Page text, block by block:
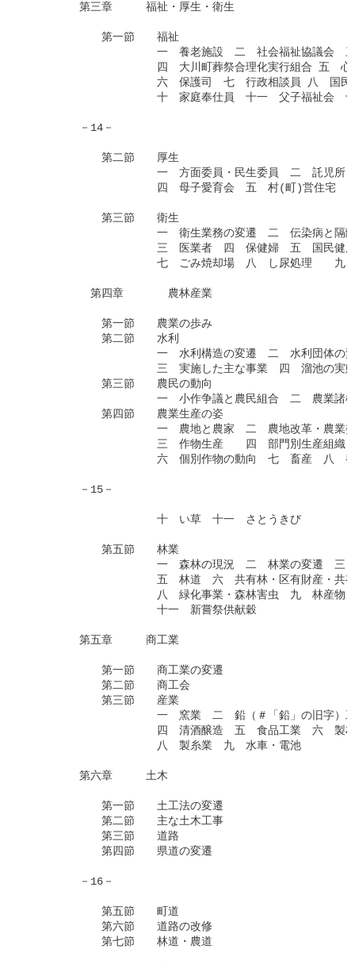
第三章　　　福祉・厚生・衛生
第一節　　福祉
一　養老施設　二　社会福祉協議会　三　白
四　大川町葬祭合理化実行組合 五　心配
六　保護司　七　行政相談員 八　国民年金
十　家庭奉仕員　十一　父子福祉会　十二　
－14－
第二節　　厚生
一　方面委員・民生委員　二　託児所　三
四　母子愛育会　五　村(町)営住宅
第三節　　衛生
一　衛生業務の変遷　二　伝染病と隔離
三　医業者　四　保健婦　五　国民健康保
七　ごみ焼却場　八　し尿処理　　九　埋火
第四章　　　　農林産業
第一節　　農業の歩み
第二節　　水利
一　水利構造の変遷　二　水利団体の変
三　実施した主な事業　四　溜池の実
第三節　　農民の動向
一　小作争議と農民組合　二　農業諸機
第四節　　農業生産の姿
一　農地と農家　二　農地改革・農業委
三　作物生産　　四　部門別生産組織　五　
六　個別作物の動向　七　畜産　八　養蚕　
－15－
十　い草　十一　さとうきび
第五節　　林業
一　森林の現況　二　林業の変遷　三　造林
五　林道　六　共有林・区有財産・共有財産
八　緑化事業・森林害虫　九　林産物　十
十一　新嘗祭供献穀
第五章　　　商工業
第一節　　商工業の変遷
第二節　　商工会
第三節　　産業
一　窯業　二　鉛（＃「鉛」の旧字）工業　
四　清酒醸造　五　食品工業　六　製材業
八　製糸業　九　水車・電池
第六章　　　土木
第一節　　土工法の変遷
第二節　　主な土木工事
第三節　　道路
第四節　　県道の変遷
－16－
第五節　　町道
第六節　　道路の改修
第七節　　林道・農道